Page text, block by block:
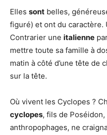
Elles sont belles,
figuré) et ont du
Contrarier une italienne
mettre toute sa famille à
matin à côté d’une tête de
sur la tête.
Où vivent les Cyclopes ?
cyclopes, fils de
anthropophages, ne